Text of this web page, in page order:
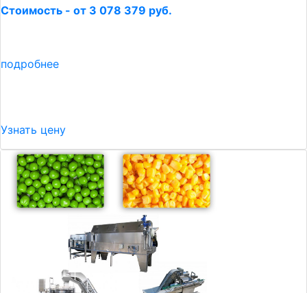
Стоимость - от 3 078 379 руб.
подробнее
Узнать цену